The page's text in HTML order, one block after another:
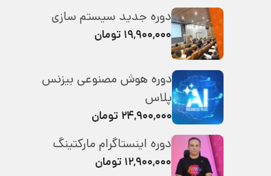
دوره جدید سیستم سازی
۱۹,۹۰۰,۰۰۰ تومان
دوره هوش مصنوعی بیزنس
پلاس
۲۴,۹۰۰,۰۰۰ تومان
دوره اینستاگرام مارکتینگ
۱۲,۹۰۰,۰۰۰ تومان